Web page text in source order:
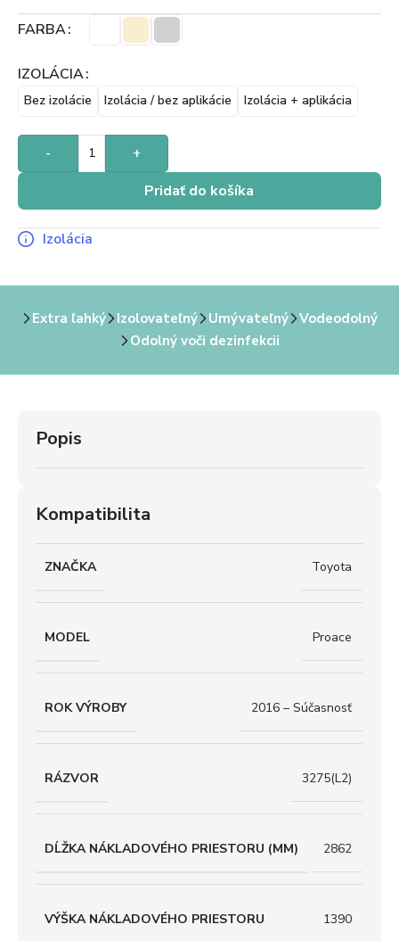
FARBA
IZOLÁCIA
Bez izolácie Izolácia / bez aplikácie Izolácia + aplikácia
- +
Pridať do košíka
Izolácia
Extra ľahký Izolovateľný Umývateľný
Vodeodolný
Odolný voči dezinfekcii
Popis
Kompatibilita
ZNAČKA Toyota
MODEL Proace
ROK VÝROBY 2016 – Súčasnosť
RÁZVOR 3275(L2)
DĹŽKA NÁKLADOVÉHO PRIESTORU (MM) 2862
VÝŠKA NÁKLADOVÉHO PRIESTORU 1390